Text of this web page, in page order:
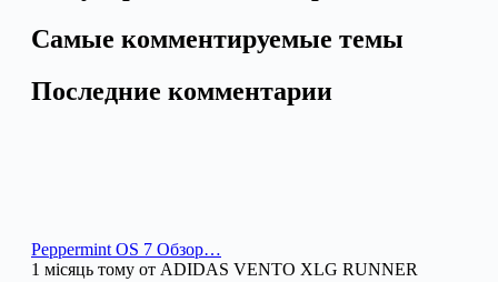
Самые комментируемые темы
Последние комментарии
Peppermint OS 7 Обзор…
1 місяць тому от ADIDAS VENTO XLG RUNNER